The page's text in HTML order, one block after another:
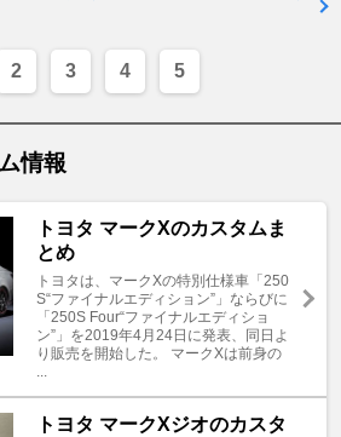
2 3 4 5
情報
トヨタ マークXのカスタムま
とめ
トヨタは、マークXの特別仕様車「250
S“ファイナルエディション”」ならびに
「250S Four“ファイナルエディショ
ン”」を2019年4月24日に発表、同日よ
り販売を開始した。 マークXは前身の
...
トヨタ マークXジオのカスタ